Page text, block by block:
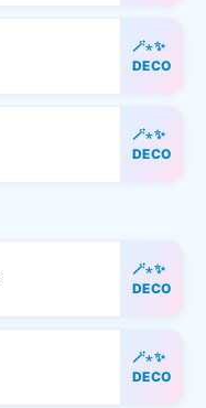
🪄⋆✨
DECO
🪄⋆✨
DECO
🪄⋆✨
DECO
🪄⋆✨
DECO